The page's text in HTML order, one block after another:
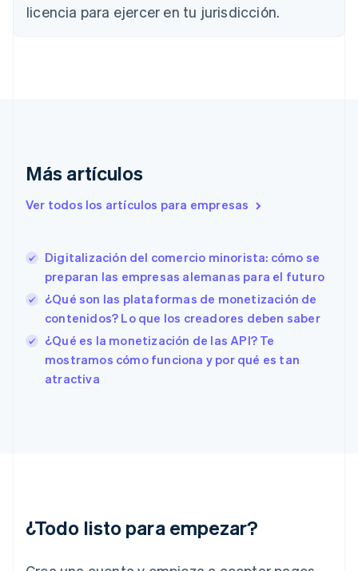
licencia para ejercer en tu jurisdicción.
Más artículos
Ver todos los artículos para empresas
Digitalización del comercio minorista: cómo se
preparan las empresas alemanas para el futuro
¿Qué son las plataformas de monetización de
contenidos? Lo que los creadores deben saber
¿Qué es la monetización de las API? Te
mostramos cómo funciona y por qué es tan
atractiva
¿Todo listo para empezar?
Bulgaria
Canadá
Dinamarca
English
Emiratos Árabes Unidos
English
Eslovenia
English
España
EspañolEnglish
Estados Unidos
English
Estonia
English
Hungría